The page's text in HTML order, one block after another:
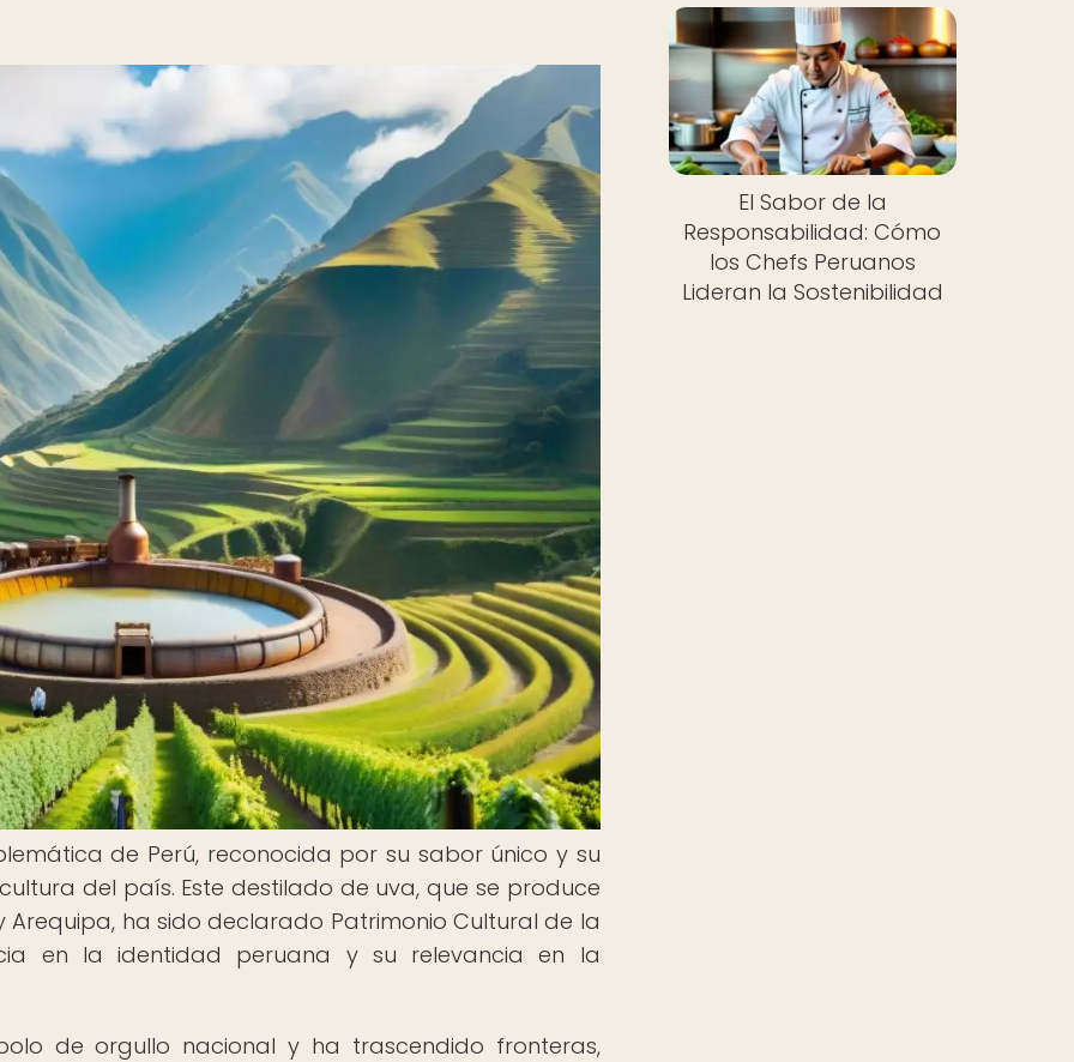
de Perú, reconocida por su sabor único y su
del país. Este destilado de uva, que se produce
ha sido declarado Patrimonio Cultural de la
en la identidad peruana y su relevancia en la
de orgullo nacional y ha trascendido fronteras,
El Sabor de la
Responsabilidad: Cómo
los Chefs Peruanos
Lideran la Sostenibilidad